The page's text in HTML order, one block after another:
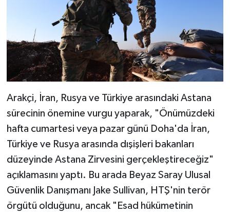
Arakçi, İran, Rusya ve Türkiye arasındaki Astana
sürecinin önemine vurgu yaparak, "Önümüzdeki
hafta cumartesi veya pazar günü Doha'da İran,
Türkiye ve Rusya arasında dışişleri bakanları
düzeyinde Astana Zirvesini gerçekleştireceğiz"
açıklamasını yaptı. Bu arada Beyaz Saray Ulusal
Güvenlik Danışmanı Jake Sullivan, HTŞ'nin terör
örgütü olduğunu, ancak "Esad hükümetinin